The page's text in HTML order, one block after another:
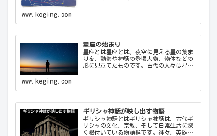
ン…
www.keging.com
星座の始まり
星座とは星座とは、夜空に見える星の集ま
りを、動物や神話の登場人物、物体などの
形に見立てたものです。古代の人々は星を
おいて重要な役…
www.keging.com
ギリシャ神話が映し出す物語
ギリシャ神話とはギリシャ神話は、古代ギ
リシャの文化、宗教、そして日常生活に深
く根付いている物語群です。神々、英雄、